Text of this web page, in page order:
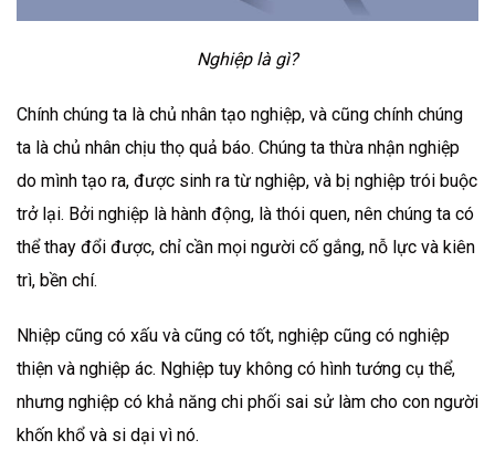
Nghiệp là gì?
Chính chúng ta là chủ nhân tạo nghiệp, và cũng chính chúng
ta là chủ nhân chịu thọ quả báo. Chúng ta thừa nhận nghiệp
do mình tạo ra, được sinh ra từ nghiệp, và bị nghiệp trói buộc
trở lại. Bởi nghiệp là hành động, là thói quen, nên chúng ta có
thể thay đổi được, chỉ cần mọi người cố gắng, nỗ lực và kiên
trì, bền chí.
Nhiệp cũng có xấu và cũng có tốt, nghiệp cũng có nghiệp
thiện và nghiệp ác. Nghiệp tuy không có hình tướng cụ thể,
nhưng nghiệp có khả năng chi phối sai sử làm cho con người
khốn khổ và si dại vì nó.